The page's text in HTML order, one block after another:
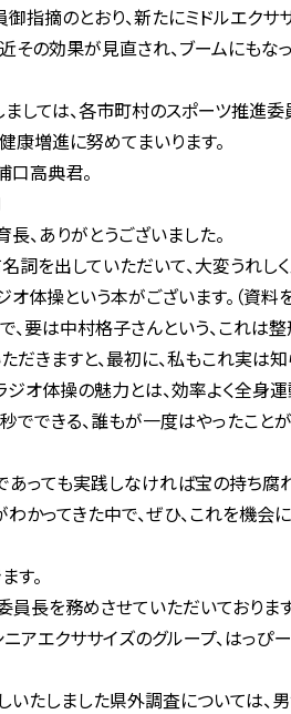
指摘のとおり、新たにミドルエク
近その効果が見直され、ブームにも
しては、各市町村のスポーツ推進
康増進に努めてまいります。
高典君。
ありがとうございました。
を出していただいて、大変うれしく
体操という本がございます。（資料
、要は中村格子さんという、これは
だきますと、最初に、私もこれ実は
ラジオ体操の魅力とは、効率よく全
でできる、誰もが一度はやったこと
あっても実践しなければ宝の持ち腐
わかってきた中で、ぜひ、これを機
す。
員長を務めさせていただいており
アエクササイズのグループ、はっぴ
いたしました県外調査については